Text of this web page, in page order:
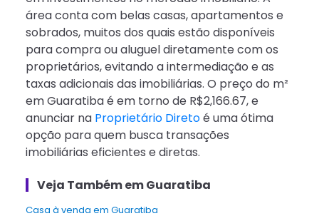
área conta com belas casas, apartamentos e
sobrados, muitos dos quais estão disponíveis
para compra ou aluguel diretamente com os
proprietários, evitando a intermediação e as
taxas adicionais das imobiliárias. O preço do m²
em Guaratiba é em torno de R$2,166.67, e
anunciar na Proprietário Diretoé uma ótima
opção para quem busca transações
imobiliárias eficientes e diretas.
Veja Também em Guaratiba
Casa à venda em Guaratiba